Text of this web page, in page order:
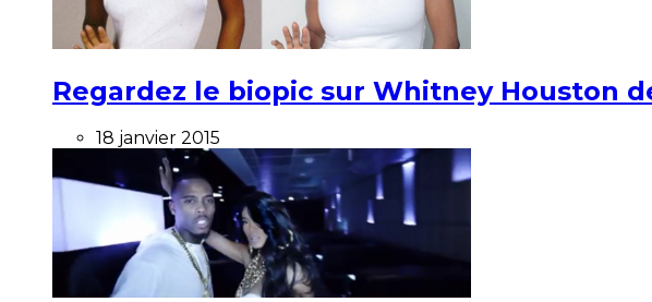
Regardez le biopic sur Whitney Houston
18 janvier 2015